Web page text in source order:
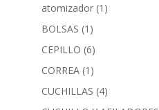
atomizador (1)
BOLSAS (1)
CEPILLO (6)
CORREA (1)
CUCHILLAS (4)